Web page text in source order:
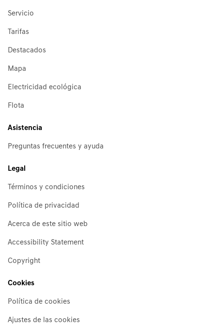
Servicio
Tarifas
Destacados
Mapa
Electricidad ecológica
Flota
Asistencia
Preguntas frecuentes y ayuda
Legal
Términos y condiciones
Política de privacidad
Acerca de este sitio web
Accessibility Statement
Copyright
Cookies
Política de cookies
Ajustes de las cookies